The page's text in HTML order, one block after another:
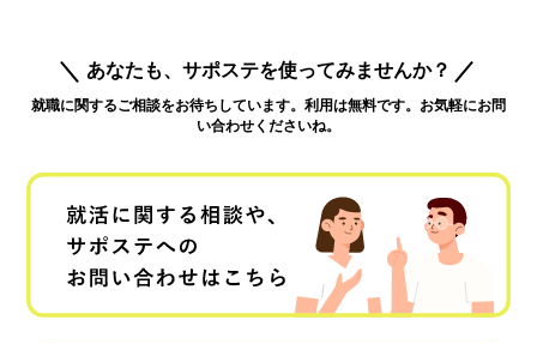
あなたも、サポステを使ってみませんか？
就職に関するご相談をお待ちしています。利用は無料です。お気軽にお問
い合わせくださいね。